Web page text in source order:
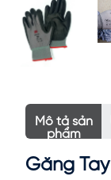
Mô tả sản
phẩm
Găng